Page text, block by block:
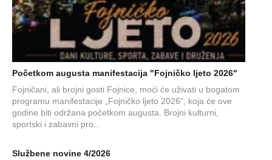
Početkom augusta manifestacija "Fojničko ljeto 2026"
Fojničani, ali brojni gosti Fojnice, moći će uživati u bogatom
programu manifestacije „Fojničko ljeto 2026“, koja će ove
godine biti održana početkom augusta. Brojni kulturni,
sportski i zabavni pro...
Službene novine 4/2026